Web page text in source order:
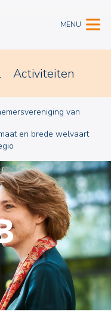
MENU
Activiteiten
van
en brede welvaart